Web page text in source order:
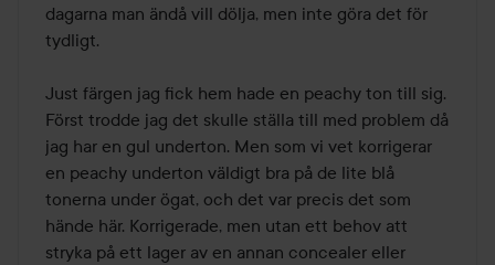
dagarna man ändå vill dölja, men inte göra det för
tydligt.
Just färgen jag fick hem hade en peachy ton till sig.
Först trodde jag det skulle ställa till med problem då
jag har en gul underton. Men som vi vet korrigerar
en peachy underton väldigt bra på de lite blå
tonerna under ögat, och det var precis det som
hände här. Korrigerade, men utan ett behov att
stryka på ett lager av en annan concealer eller